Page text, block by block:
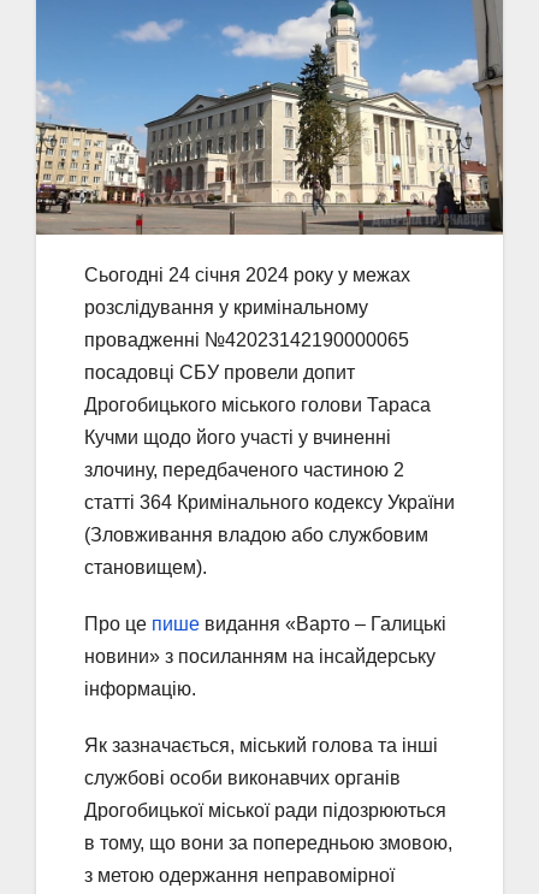
Сьогодні 24 січня 2024 року у межах
розслідування у кримінальному
провадженні №42023142190000065
посадовці СБУ провели допит
Дрогобицького міського голови Тараса
Кучми щодо його участі у вчиненні
злочину, передбаченого частиною 2
статті 364 Кримінального кодексу України
(Зловживання владою або службовим
становищем).
Про це пише видання «Варто – Галицькі
новини» з посиланням на інсайдерську
інформацію.
Як зазначається, міський голова та інші
службові особи виконавчих органів
Дрогобицької міської ради підозрюються
в тому, що вони за попередньою змовою,
з метою одержання неправомірної